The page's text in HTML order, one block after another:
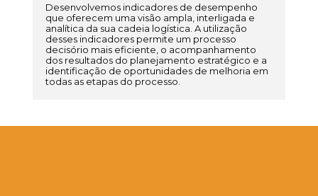
Desenvolvemos indicadores de desempenho
que oferecem uma visão ampla, interligada e
analítica da sua cadeia logística. A utilização
desses indicadores permite um processo
decisório mais eficiente, o acompanhamento
dos resultados do planejamento estratégico e a
identificação de oportunidades de melhoria em
todas as etapas do processo.